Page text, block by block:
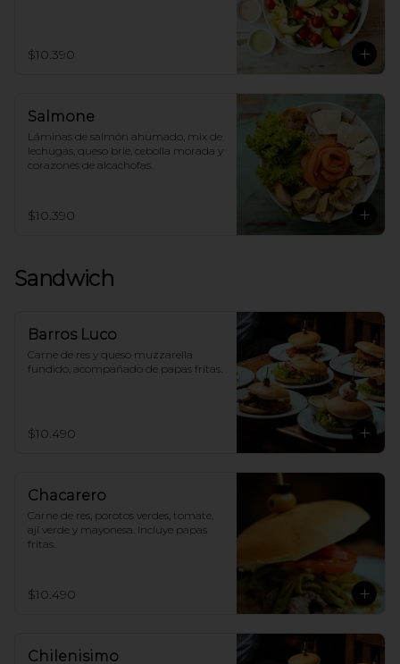
$10.390
Salmone
Láminas de salmón ahumado, mix de
lechugas, queso brie, cebolla morada y
corazones de alcachofas.
$10.390
Sandwich
Barros Luco
Carne de res y queso muzzarella
fundido, acompañado de papas fritas.
$10.490
Chacarero
Carne de res, porotos verdes, tomate,
ají verde y mayonesa. Incluye papas
fritas.
$10.490
Chilenisimo